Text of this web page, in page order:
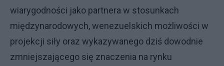
wiarygodności jako partnera w stosunkach
międzynarodowych, wenezuelskich możliwości w
projekcji siły oraz wykazywanego dziś dowodnie
zmniejszającego się znaczenia na rynku